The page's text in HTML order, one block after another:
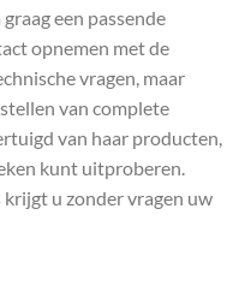
een passende
opnemen met de
vragen, maar
van complete
van haar producten,
kunt uitproberen.
u zonder vragen uw